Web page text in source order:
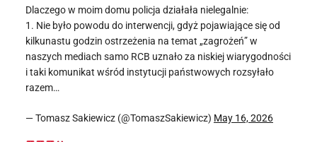
Dlaczego w moim domu policja działała nielegalnie:
1. Nie było powodu do interwencji, gdyż pojawiające się od
kilkunastu godzin ostrzeżenia na temat „zagrożeń” w
naszych mediach samo RCB uznało za niskiej wiarygodności
i taki komunikat wśród instytucji państwowych rozsyłało
razem…
— Tomasz Sakiewicz (@TomaszSakiewicz) May 16, 2026